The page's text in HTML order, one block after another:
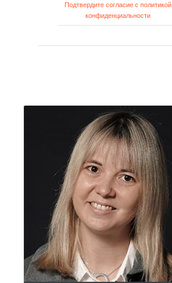
Подтвердите согласие с политикой
конфиденциальности